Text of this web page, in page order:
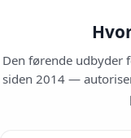
Den førende udbyder
siden 2014 —